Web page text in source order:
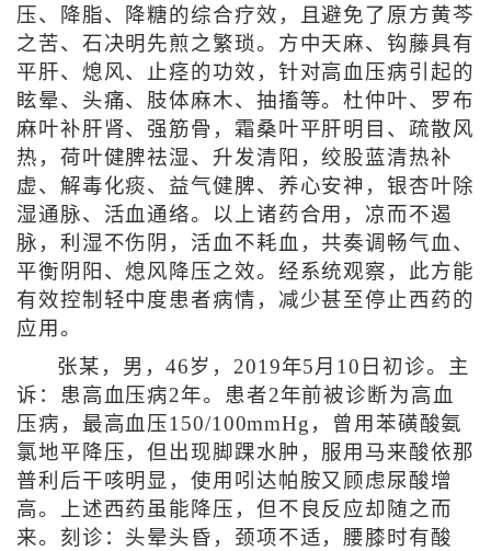
压、降脂、降糖的综合疗效，且避免了原方黄芩
之苦、石决明先煎之繁琐。方中天麻、钩藤具有
平肝、熄风、止痉的功效，针对高血压病引起的
眩晕、头痛、肢体麻木、抽搐等。杜仲叶、罗布
麻叶补肝肾、强筋骨，霜桑叶平肝明目、疏散风
热，荷叶健脾祛湿、升发清阳，绞股蓝清热补
虚、解毒化痰、益气健脾、养心安神，银杏叶除
湿通脉、活血通络。以上诸药合用，凉而不遏
脉，利湿不伤阴，活血不耗血，共奏调畅气血、
平衡阴阳、熄风降压之效。经系统观察，此方能
有效控制轻中度患者病情，减少甚至停止西药的
应用。
张某，男，46岁，2019年5月10日初诊。主
诉：患高血压病2年。患者2年前被诊断为高血
压病，最高血压150/100mmHg，曾用苯磺酸氨
氯地平降压，但出现脚踝水肿，服用马来酸依那
普利后干咳明显，使用吲达帕胺又顾虑尿酸增
高。上述西药虽能降压，但不良反应却随之而
来。刻诊：头晕头昏，颈项不适，腰膝时有酸